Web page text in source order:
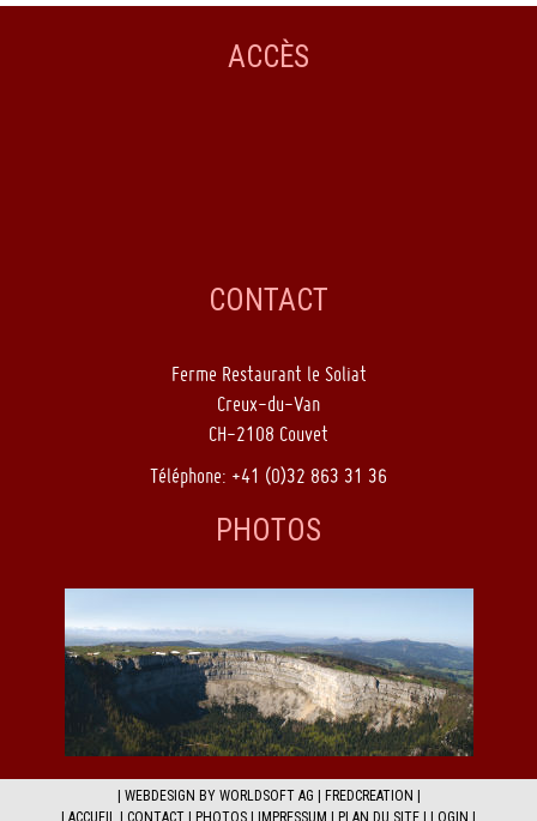
ACCÈS
CONTACT
Ferme Restaurant le Soliat
Creux-du-Van
CH-2108 Couvet
Téléphone: +41 (0)32 863 31 36
PHOTOS
WEBDESIGN BY WORLDSOFT AG FREDCREATION